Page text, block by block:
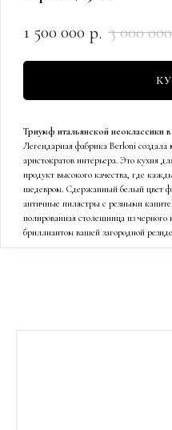
1 500 000 р. 3 000 000
Триумф итальянской неоклассики
Легендарная фабрика Berloni
аристократов интерьера. Это кухня
продукт высокого качества, где
шедевром. Сдержанный белый цвет
античные пилястры с резными
полированная столешница из
бриллиантом вашей загородной